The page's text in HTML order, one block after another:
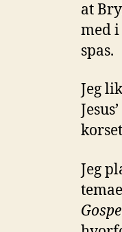
at
med
spas.
Jeg
Jeg